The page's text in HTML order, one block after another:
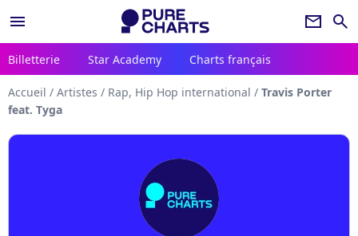
menu newsletter search
Billetterie Star Academy Charts français
Accueil / Artistes / Rap, Hip Hop international / Travis Porter
feat. Tyga